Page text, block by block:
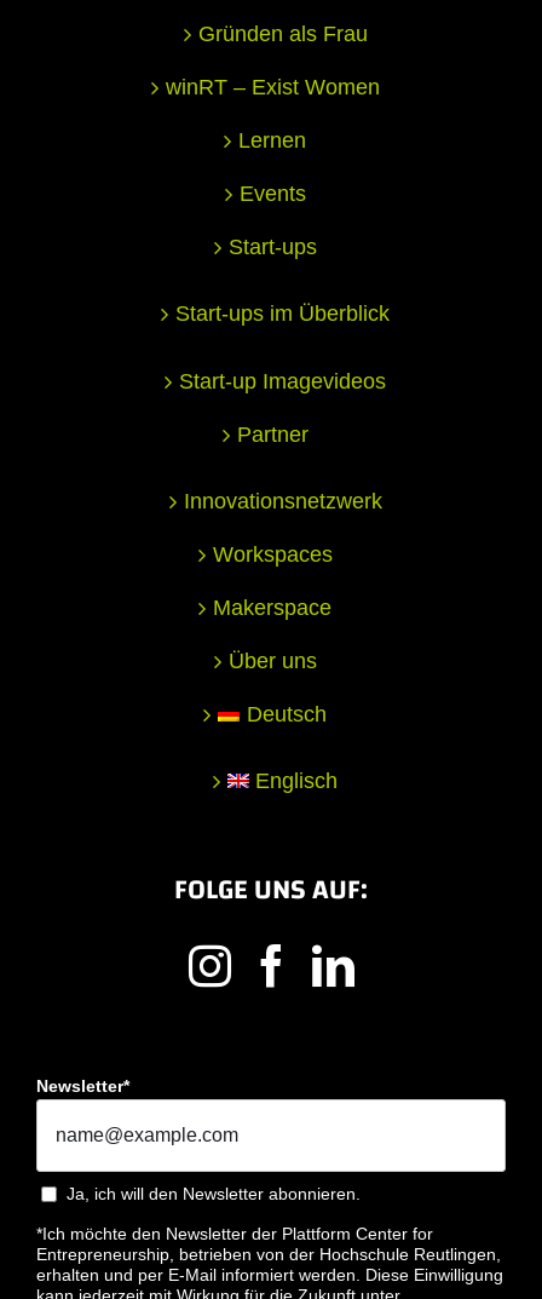
Gründen als Frau
winRT – Exist Women
Lernen
Events
Start-ups
Start-ups im Überblick
Start-up Imagevideos
Partner
Innovationsnetzwerk
Workspaces
Makerspace
Über uns
Deutsch
Englisch
FOLGE UNS AUF:
Newsletter*
Ja, ich will den Newsletter abonnieren.
*Ich möchte den Newsletter der Plattform Center for
Entrepreneurship, betrieben von der Hochschule Reutlingen,
erhalten und per E-Mail informiert werden. Diese Einwilligung